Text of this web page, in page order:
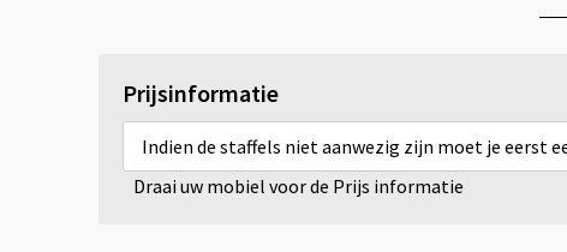
Prijsinformatie
Indien de staffels niet aanwezig zijn moet je eerst
Draai uw mobiel voor de Prijs informatie